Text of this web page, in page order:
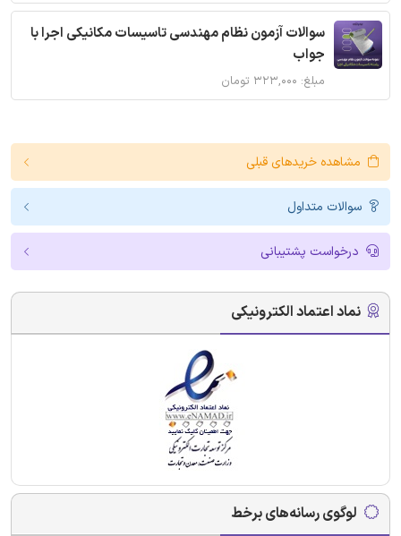
سوالات آزمون نظام مهندسی تاسیسات مکانیکی اجرا با
جواب
مبلغ: ۳۲۳,۰۰۰ تومان
مشاهده خریدهای قبلی
سوالات متداول
درخواست پشتیبانی
نماد اعتماد الکترونیکی
لوگوی رسانه‌های برخط